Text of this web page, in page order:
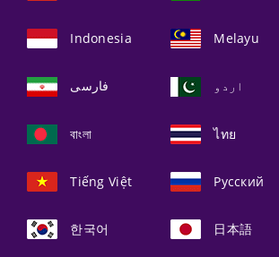
Indonesia Melayu
فارسی اردو
বাংলা ไทย
Tiếng Việt Русский
한국어 日本語